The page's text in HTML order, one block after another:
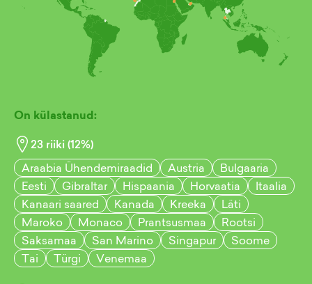
On külastanud:
23 riiki (12%)
Araabia Ühendemiraadid
Austria
Bulgaaria
Eesti
Gibraltar Hispaania Horvaatia
Itaalia
Kanaari saared
Kanada Kreeka
Läti
Maroko
Monaco Prantsusmaa
Rootsi
Saksamaa
San Marino Singapur
Soome
Tai
Türgi Venemaa